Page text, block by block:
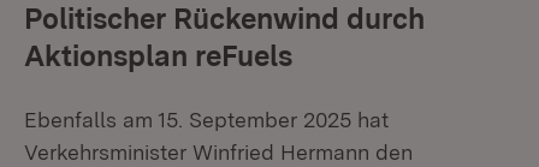
Politischer Rückenwind durch
Aktionsplan reFuels
Ebenfalls am 15. September 2025 hat
Verkehrsminister Winfried Hermann den